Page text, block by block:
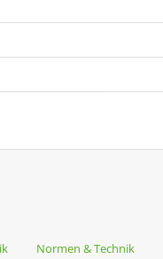
Normen & Technik